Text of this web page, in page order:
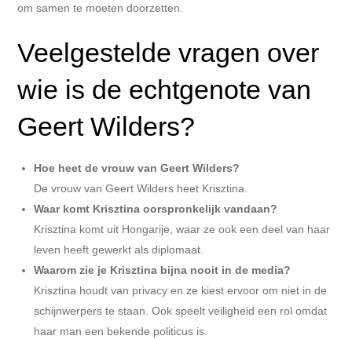
om samen te moeten doorzetten.
Veelgestelde vragen over
wie is de echtgenote van
Geert Wilders?
Hoe heet de vrouw van Geert Wilders?
De vrouw van Geert Wilders heet Krisztina.
Waar komt Krisztina oorspronkelijk vandaan?
Krisztina komt uit Hongarije, waar ze ook een deel van haar
leven heeft gewerkt als diplomaat.
Waarom zie je Krisztina bijna nooit in de media?
Krisztina houdt van privacy en ze kiest ervoor om niet in de
schijnwerpers te staan. Ook speelt veiligheid een rol omdat
haar man een bekende politicus is.